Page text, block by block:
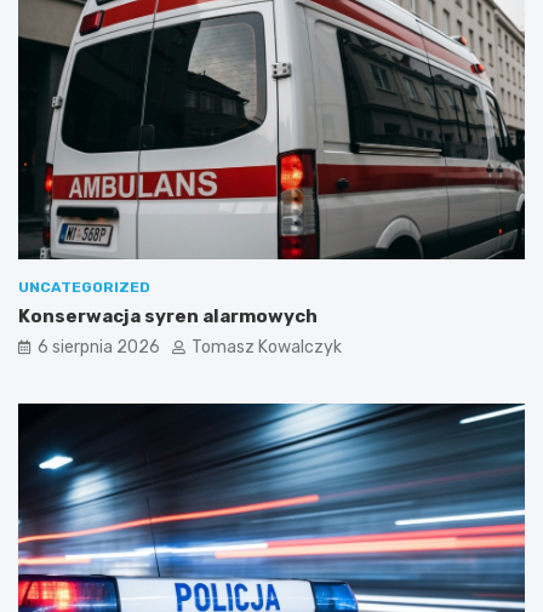
UNCATEGORIZED
Konserwacja syren alarmowych
6 sierpnia 2026 Tomasz Kowalczyk